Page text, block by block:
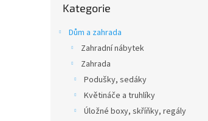
kategorie
Kategorie
Dům a zahrada
Zahradní nábytek
Zahrada
Podušky, sedáky
Květináče a truhlíky
Úložné boxy, skříňky, regály